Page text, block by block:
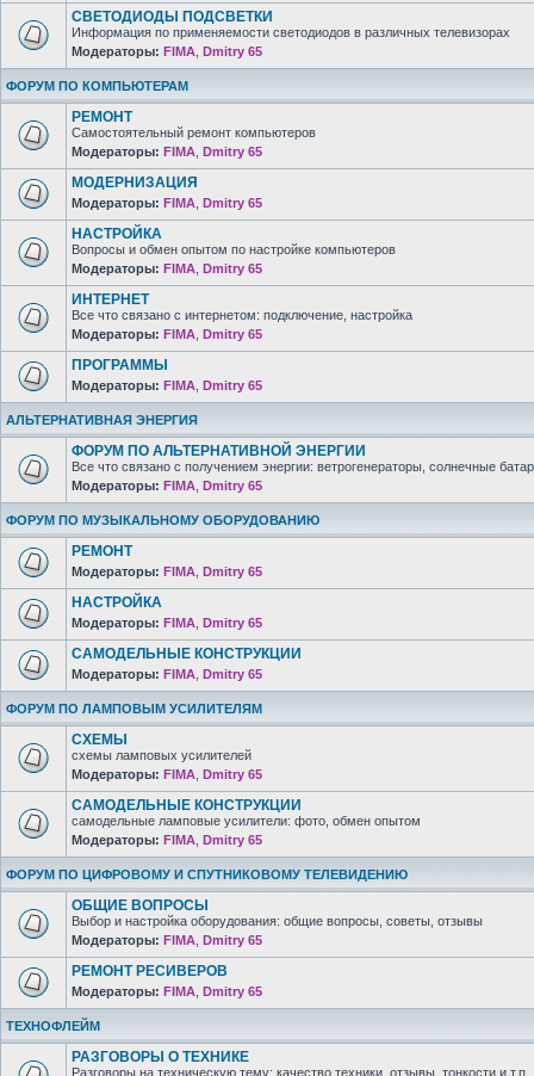
СВЕТОДИОДЫ ПОДСВЕТКИ
Информация по применяемости светодиодов в различных телевизорах
Модераторы: FIMA Dmitry 65
ФОРУМ ПО КОМПЬЮТЕРАМ
РЕМОНТ
Самостоятельный ремонт компьютеров
Модераторы: FIMA Dmitry 65
МОДЕРНИЗАЦИЯ
Модераторы: FIMA Dmitry 65
НАСТРОЙКА
Вопросы и обмен опытом по настройке компьютеров
Модераторы: FIMA Dmitry 65
ИНТЕРНЕТ
Все что связано с интернетом: подключение, настройка
Модераторы: FIMA Dmitry 65
ПРОГРАММЫ
Модераторы: FIMA Dmitry 65
АЛЬТЕРНАТИВНАЯ ЭНЕРГИЯ
ФОРУМ ПО АЛЬТЕРНАТИВНОЙ ЭНЕРГИИ
Все что связано с получением энергии: ветрогенераторы, солнечные
Модераторы: FIMA Dmitry 65
ФОРУМ ПО МУЗЫКАЛЬНОМУ ОБОРУДОВАНИЮ
РЕМОНТ
Модераторы: FIMA Dmitry 65
НАСТРОЙКА
Модераторы: FIMA Dmitry 65
САМОДЕЛЬНЫЕ КОНСТРУКЦИИ
Модераторы: FIMA Dmitry 65
ФОРУМ ПО ЛАМПОВЫМ УСИЛИТЕЛЯМ
СХЕМЫ
схемы ламповых усилителей
Модераторы: FIMA Dmitry 65
САМОДЕЛЬНЫЕ КОНСТРУКЦИИ
самодельные ламповые усилители: фото, обмен опытом
Модераторы: FIMA Dmitry 65
ФОРУМ ПО ЦИФРОВОМУ И СПУТНИКОВОМУ ТЕЛЕВИДЕНИЮ
ОБЩИЕ ВОПРОСЫ
Выбор и настройка оборудования: общие вопросы, советы, отзывы
Модераторы: FIMA Dmitry 65
РЕМОНТ РЕСИВЕРОВ
Модераторы: FIMA Dmitry 65
ТЕХНОФЛЕЙМ
РАЗГОВОРЫ О ТЕХНИКЕ
Разговоры на техническую тему: качество техники, отзывы, тонкости и т.п.